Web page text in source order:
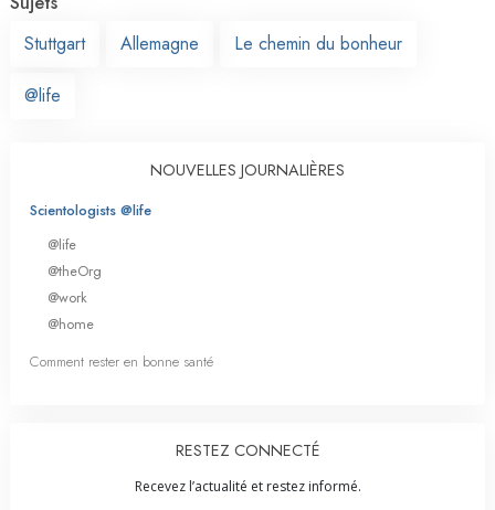
Stuttgart
Allemagne Le chemin du bonheur
@life
NOUVELLES JOURNALIÈRES
Scientologists @life
@life
@theOrg
@work
@home
Comment rester en bonne santé
RESTEZ CONNECTÉ
Recevez l’actualité et restez informé.